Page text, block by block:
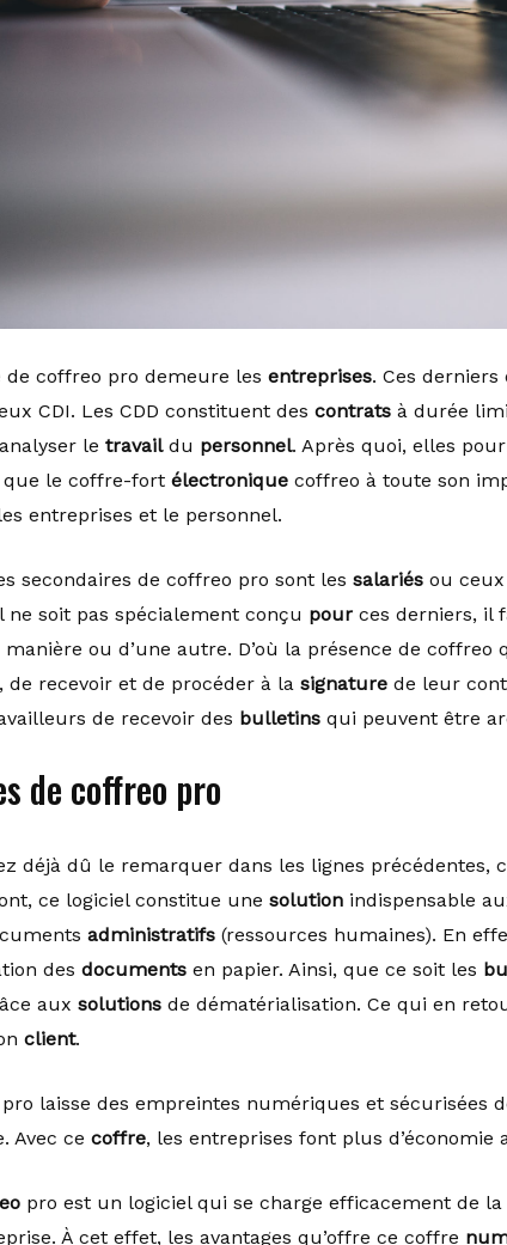
coffreo pro demeure les entreprises. Ces derniers
CDI. Les CDD constituent des contratsà durée
le travaildu personnel. Après quoi, elles
que le coffre-fort électroniquecoffreo à toute son
entreprises et le personnel.
secondaires de coffreo pro sont les salariésou ceux
ne soit pas spécialement conçu pources derniers, il
ou d’une autre. D’où la présence de coffreo
de recevoir et de procéder à la signaturede leur
de recevoir des bulletinsqui peuvent être
de coffreo pro
déjà dû le remarquer dans les lignes précédentes,
ce logiciel constitue une solutionindispensable
administratifs (ressources humaines). En
des documentsen papier. Ainsi, que ce soit les
aux solutionsde dématérialisation. Ce qui en
client.
laisse des empreintes numériques et sécurisées
Avec ce coffre, les entreprises font plus d’économie
pro est un logiciel qui se charge efficacement de
À cet effet, les avantages qu’offre ce coffre